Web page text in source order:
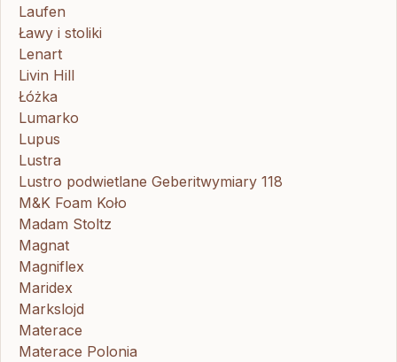
Laufen
Ławy i stoliki
Lenart
Livin Hill
Łóżka
Lumarko
Lupus
Lustra
Lustro podwietlane Geberitwymiary 118
M&K Foam Koło
Madam Stoltz
Magnat
Magniflex
Maridex
Markslojd
Materace
Materace Polonia